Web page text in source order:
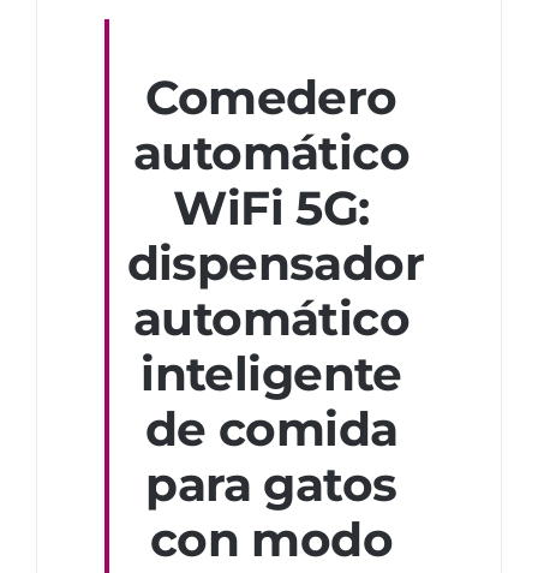
Comedero
automático
WiFi 5G:
dispensador
automático
inteligente
de comida
para gatos
con modo